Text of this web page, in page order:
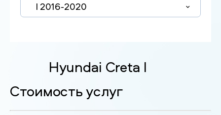
I 2016-2020
Hyundai Creta I
Стоимость услуг